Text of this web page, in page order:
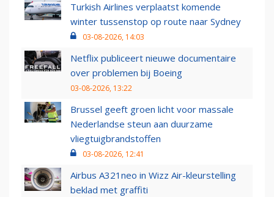
Turkish Airlines verplaatst komende
winter tussenstop op route naar Sydney
03-08-2026, 14:03
Netflix publiceert nieuwe documentaire
over problemen bij Boeing
03-08-2026, 13:22
Brussel geeft groen licht voor massale
Nederlandse steun aan duurzame
vliegtuigbrandstoffen
03-08-2026, 12:41
Airbus A321neo in Wizz Air-kleurstelling
beklad met graffiti